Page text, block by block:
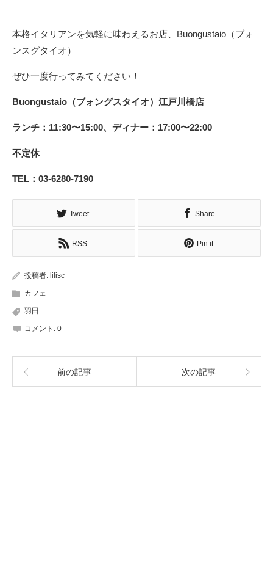
本格イタリアンを気軽に味わえるお店、Buongustaio（ブォ
ンスグタイオ）
ぜひ一度行ってみてください！
Buongustaio（ブォングスタイオ）江戸川橋店
ランチ：11:30〜15:00、ディナー：17:00〜22:00
不定休
TEL：03-6280-7190
Tweet Share
RSS Pin it
投稿者: lilisc
カフェ
羽田
コメント: 0
前の記事 次の記事